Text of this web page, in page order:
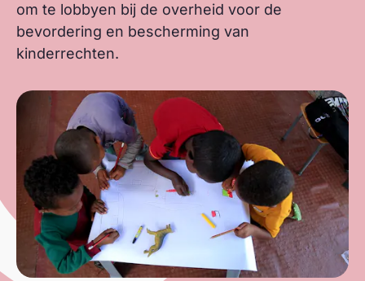
om te lobbyen bij de overheid voor de
bevordering en bescherming van
kinderrechten.